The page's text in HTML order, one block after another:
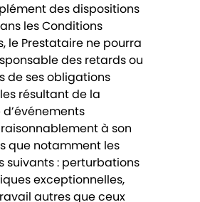
des dispositions
les Conditions
le Prestataire ne pourra
des retards ou
de ses obligations
résultant de la
à son
que notamment les
suivants : perturbations
exceptionnelles,
autres que ceux